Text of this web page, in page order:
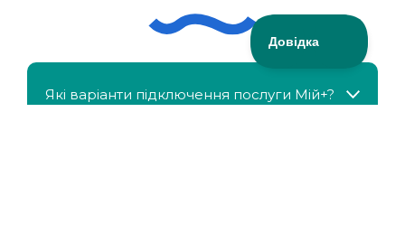
Які варіанти підключення послуги Мій+?